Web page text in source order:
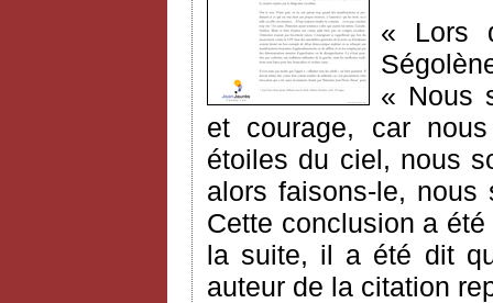
« Lors
« Nous
et courage, car
étoiles du ciel, nous
alors faisons-le,
Cette conclusion a
la suite, il a été dit
auteur de la citation